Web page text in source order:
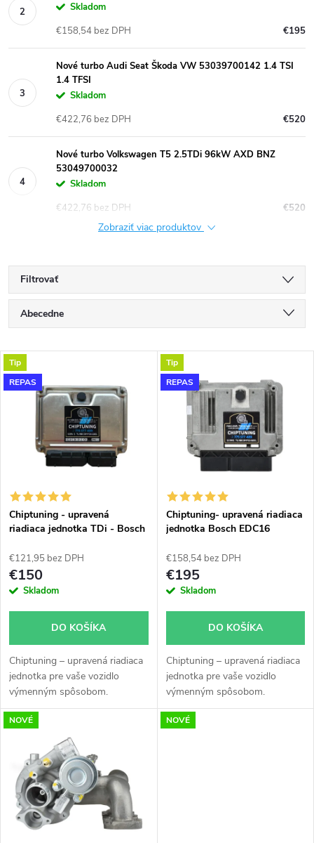
Skladom
€195
€158,54 bez DPH
Nové turbo Audi Seat Škoda VW 53039700142 1.4 TSI
1.4 TFSI
Skladom
€520
€422,76 bez DPH
Nové turbo Volkswagen T5 2.5TDi 96kW AXD BNZ
53049700032
Skladom
€520
€422,76 bez DPH
Zobraziť viac produktov
Filtrovať
R
a
d
i
e
p
r
d
u
k
t
o
Abecedne
Najdrahšie
Najpredávanejšie
V
ý
s
p
r
o
d
u
k
o
v
Tip
REPAS
Chiptuning - upravená
riadiaca jednotka TDi - Bosch
€121,95 bez DPH
€150
Skladom
DO KOŠÍKA
Chiptuning – upravená riadiaca
jednotka pre vaše vozidlo
výmenným spôsobom.
Tip
REPAS
Chiptuning- upravená riadiaca
jednotka Bosch EDC16
€158,54 bez DPH
€195
Skladom
DO KOŠÍKA
Chiptuning – upravená riadiaca
jednotka pre vaše vozidlo
výmenným spôsobom.
NOVÉ NOVÉ